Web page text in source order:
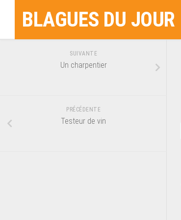
contentBLAGUES DU JOUR
SUIVANTE
Un charpentier
PRÉCÉDENTE
Testeur de vin